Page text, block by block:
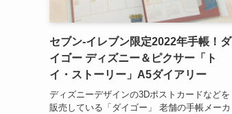
セブン-イレブン限定2022年手帳！ダ
イゴー ディズニー＆ピクサー「ト
イ・ストーリー」A5ダイアリー
ディズニーデザインの3Dポストカードなどを
販売している「ダイゴー」 老舗の手帳メーカ